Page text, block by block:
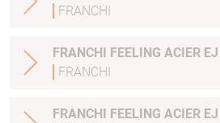
FRANCHI
FRANCHI FEELING ACIER
FRANCHI
FRANCHI FEELING ACIER